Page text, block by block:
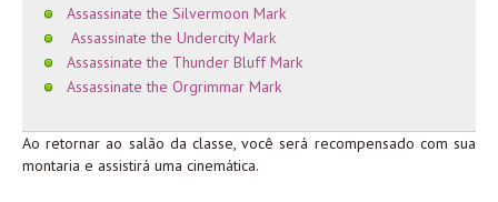
Assassinate the Silvermoon Mark
Assassinate the Undercity Mark
Assassinate the Thunder Bluff Mark
Assassinate the Orgrimmar Mark
Ao retornar ao salão da classe, você será recompensado com sua
montaria e assistirá uma cinemática.